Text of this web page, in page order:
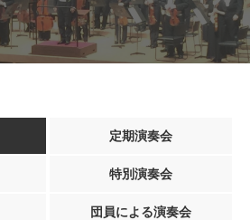
定期演奏会
特別演奏会
団員による演奏会